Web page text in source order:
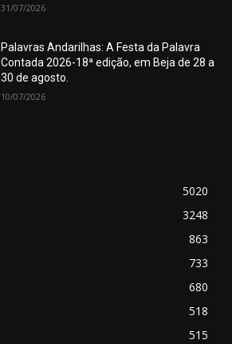
31/07/2026
Palavras Andarilhas: A Festa da Palavra
Contada 2026-18ª edição, em Beja de 28 a
30 de agosto.
10/07/2026
5020
3248
863
733
680
518
515